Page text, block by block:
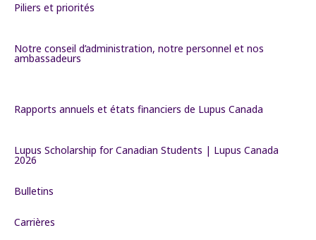
Piliers et priorités
Notre conseil d’administration, notre personnel et nos
ambassadeurs
Rapports annuels et états financiers de Lupus Canada
Lupus Scholarship for Canadian Students | Lupus Canada
2026
Bulletins
Carrières